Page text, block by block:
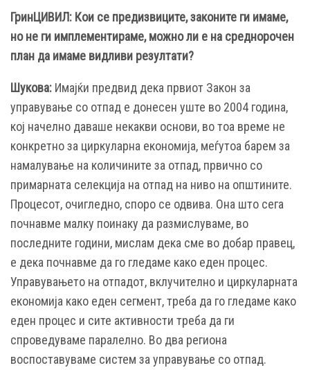
ГринЦИВИЛ: Кои се предизвиците, законите ги имаме,
но не ги имплементираме, можно ли е на среднорочен
план да имаме видливи резултати?
Шукова: Имајќи предвид дека првиот Закон за
управување со отпад е донесен уште во 2004 година,
кој начелно даваше некакви основи, во тоа време не
конкретно за циркуларна економија, меѓутоа барем за
намалување на количините за отпад, првично со
примарната селекција на отпад на ниво на општините.
Процесот, очигледно, споро се одвива. Она што сега
почнавме малку поинаку да размислуваме, во
последните години, мислам дека сме во добар правец,
е дека почнавме да го гледаме како еден процес.
Управувањето на отпадот, вклучително и циркуларната
економија како еден сегмент, треба да го гледаме како
еден процес и сите активности треба да ги
спроведуваме паралелно. Во два региона
воспоставуваме систем за управување со отпад.